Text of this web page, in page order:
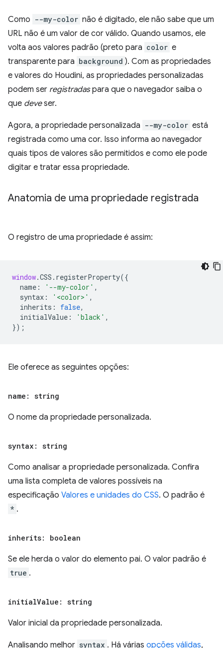
Como --my-color não é digitado, ele não sabe que um
URL não é um valor de cor válido. Quando usamos, ele
volta aos valores padrão (preto para color e
transparente para background ). Com as propriedades
e valores do Houdini, as propriedades personalizadas
podem ser registradaspara que o navegador saiba o
que deveser.
Agora, a propriedade personalizada --my-color está
registrada como uma cor. Isso informa ao navegador
quais tipos de valores são permitidos e como ele pode
digitar e tratar essa propriedade.
Anatomia de uma propriedade registrada
O registro de uma propriedade é assim:
window.CSS . registerProperty({
name : '--my-color' ,
syntax : '<color>' ,
inherits : false,
initialValue : 'black' ,
});
Ele oferece as seguintes opções:
name: string
O nome da propriedade personalizada.
syntax: string
Como analisar a propriedade personalizada. Confira
uma lista completa de valores possíveis na
especificação Valores e unidades do CSS. O padrão é
* .
inherits: boolean
Se ele herda o valor do elemento pai. O valor padrão é
true .
initialValue: string
Valor inicial da propriedade personalizada.
Analisando melhor syntax . Há várias opções válidas,